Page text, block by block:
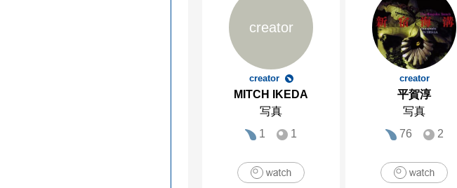
creator
creator
MITCH IKEDA
写真
1
1
creator
平賀淳
写真
76
2